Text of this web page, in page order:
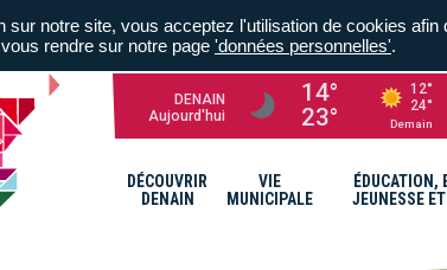
DENAIN
Aujourd'hui
14°
23°
12°
24°
Demain
DÉCOUVRIR
DENAIN
VIE
MUNICIPALE
ÉDUCATION,
JEUNESSE
sur notre site, vous acceptez l'utilisation de cookies
rendre sur notre page 'données personnelles'.